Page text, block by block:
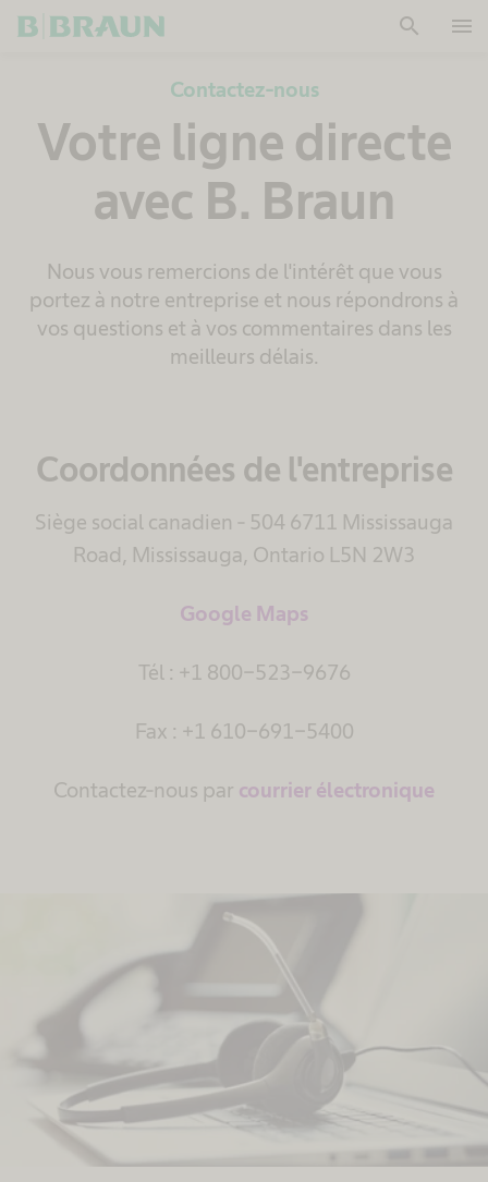
search menu
Contactez-nous
Votre ligne directe
avec B. Braun
Nous vous remercions de l'intérêt que vous
portez à notre entreprise et nous répondrons à
vos questions et à vos commentaires dans les
meilleurs délais.
Coordonnées de l'entreprise
Siège social canadien - 504 6711 Mississauga
Road, Mississauga, Ontario L5N 2W3
Google Maps
Tél : +1 800-523-9676
Fax : +1 610-691-5400
Contactez-nous par courrier électronique